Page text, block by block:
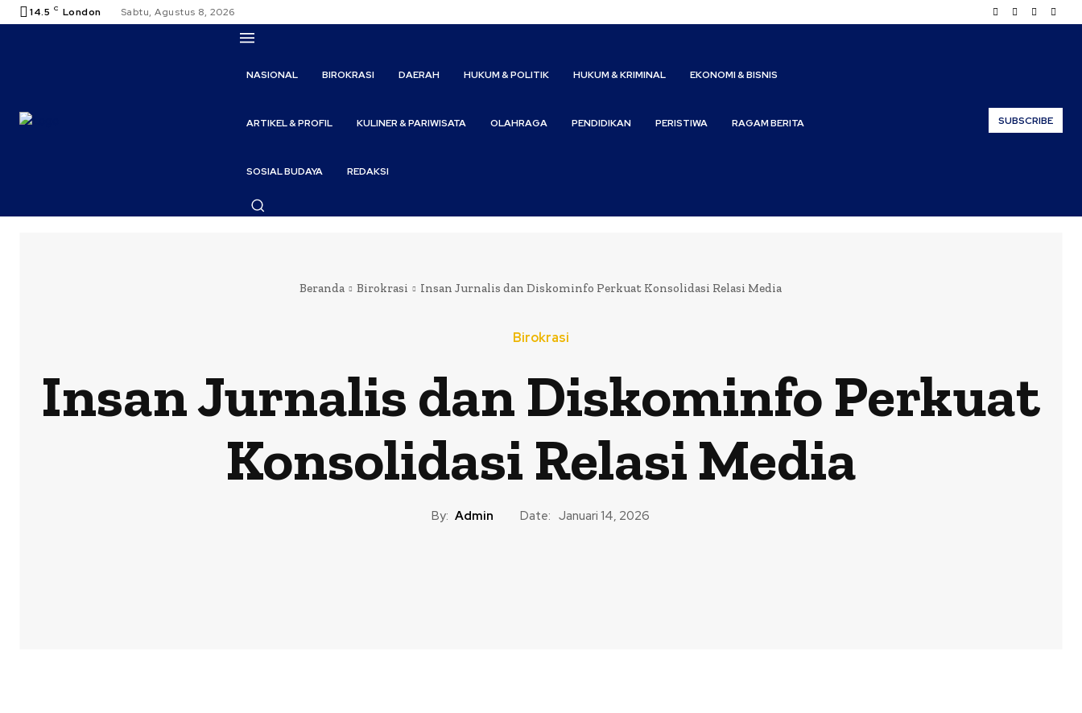
14.5 C London Sabtu, Agustus 8, 2026
NASIONAL BIROKRASI DAERAH HUKUM & POLITIK HUKUM & KRIMINAL EKONOMI & BISNIS
ARTIKEL & PROFIL KULINER & PARIWISATA OLAHRAGA PENDIDIKAN PERISTIWA RAGAM BERITA
SOSIAL BUDAYA REDAKSI
SUBSCRIBE
Beranda Birokrasi Insan Jurnalis dan Diskominfo Perkuat Konsolidasi Relasi Media
Birokrasi
Insan Jurnalis dan Diskominfo Perkuat
Konsolidasi Relasi Media
By: Admin Date: Januari 14, 2026